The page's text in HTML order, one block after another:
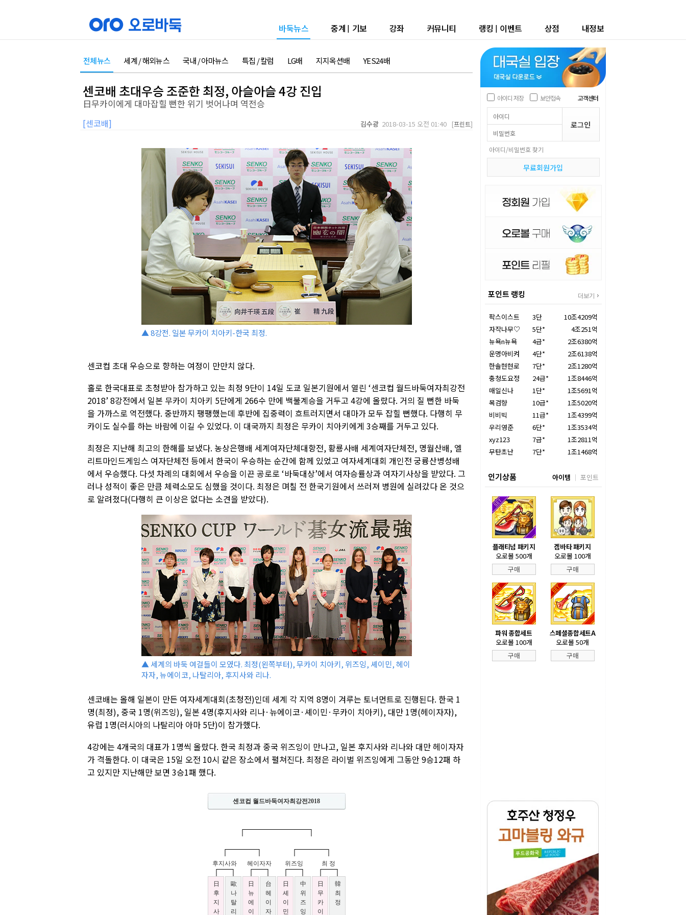
바둑뉴스 중계 | 기보 강좌 커뮤니티 랭킹 | 이벤트 상점 내정보
전체뉴스 세계 / 해외뉴스 국내 / 아마뉴스 특집 / 칼럼 LG배 지지옥션배 YES24배
센코배 초대우승 조준한 최정, 아슬아슬 4강 진입
日무카이에게 대마잡힐 뻔한 위기 벗어나며 역전승
[센코배] 김수광 2018-03-15 오전 01:40 [프린트]
▲ 8강전. 일본 무카이 치아키-한국 최정.
센코컵 초대 우승으로 향하는 여정이 만만치 않다.
홀로 한국대표로 초청받아 참가하고 있는 최정 9단이 14일 도쿄 일본기원에서 열린 ‘센코컵 월드바둑여자최강전
2018’ 8강전에서 일본 무카이 치아키 5단에게 266수 만에 백불계승을 거두고 4강에 올랐다. 거의 질 뻔한 바둑
을 가까스로 역전했다. 중반까지 팽팽했는데 후반에 집중력이 흐트러지면서 대마가 모두 잡힐 뻔했다. 다행히 무
카이도 실수를 하는 바람에 이길 수 있었다. 이 대국까지 최정은 무카이 치아키에게 3승째를 거두고 있다.
최정은 지난해 최고의 한해를 보냈다. 농상은행배 세계여자단체대항전, 황룡사배 세계여자단체전, 명월산배, 엘
리트마인드게임스 여자단체전 등에서 한국이 우승하는 순간에 함께 있었고 여자세계대회 개인전 궁륭산병성배
에서 우승했다. 다섯 차례의 대회에서 우승을 이끈 공로로 ‘바둑대상’에서 여자승률상과 여자기사상을 받았다. 그
러나 성적이 좋은 만큼 체력소모도 심했을 것이다. 최정은 며칠 전 한국기원에서 쓰러져 병원에 실려갔다 온 것으
로 알려졌다(다행히 큰 이상은 없다는 소견을 받았다).
▲ 세계의 바둑 여걸들이 모였다. 최정(왼쪽부터), 무카이 치아키, 위즈잉, 셰이민, 헤이
자자, 뉴에이코, 나탈리아, 후지사와 리나.
센코배는 올해 일본이 만든 여자세계대회(초청전)인데 세계 각 지역 8명이 겨루는 토너먼트로 진행된다. 한국 1
명(최정), 중국 1명(위즈잉), 일본 4명(후지사와 리나·뉴에이코·셰이민·무카이 치아키), 대만 1명(헤이자자),
유럽 1명(러시아의 나탈리아 아마 5단)이 참가했다.
4강에는 4개국의 대표가 1명씩 올랐다. 한국 최정과 중국 위즈잉이 만나고, 일본 후지사와 리나와 대만 헤이자자
가 격돌한다. 이 대국은 15일 오전 10시 같은 장소에서 펼쳐진다. 최정은 라이벌 위즈잉에게 그동안 9승12패 하
고 있지만 지난해만 보면 3승1패 했다.
아이디 저장 보안접속 고객센터
아이디/비밀번호 찾기
무료회원가입
포인트 랭킹 더보기
팍스이스트 3단
10조4209억
자작나무♡
5단*
4조251억
뉴욕n뉴욕
4급*
2조6380억
운명아비켜
4단*
2조6138억
한솔현현로
7단*
2조1280억
충청도요정
24급*
1조8446억
매일신나
1단*
1조5691억
목검향
10급*
1조5020억
비비빅
11급*
1조4399억
우리영준
6단*
1조3534억
xyz123
7급*
1조2811억
무탄초난
7단* 1조1468억
인기상품 아이템 포인트
플래티넘 패키지
오로볼 500개
구매
겜바타 패키지
오로볼 100개
구매
파워 종합세트
오로볼 100개
구매
스페셜종합세트A
오로볼 50개
구매